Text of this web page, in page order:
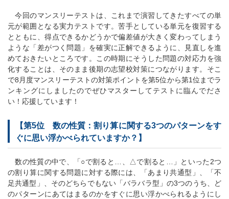
今回のマンスリーテストは、これまで演習してきたすべての単
元が範囲となる実力テストです。苦手としている単元を復習する
とともに、得点できるかどうかで偏差値が大きく変わってしまう
ような「差がつく問題」を確実に正解できるように、見直しを進
めておきたいところです。この時期にそうした問題の対応力を強
化することは、そのまま後期の志望校対策につながります。そこ
で8月度マンスリーテストの対策ポイントを第5位から第1位までラ
ンキングにしましたのでぜひマスターしてテストに臨んでださ
い！応援しています！
【第5位 数の性質：割り算に関する3つのパターンをす
ぐに思い浮かべられていますか？】
数の性質の中で、「○で割ると…、△で割ると…」といった2つ
の割り算に関する問題に対する際には、「あまり共通型」、「不
足共通型」、そのどちらでもない「バラバラ型」の3つのうち、ど
のパターンにあてはまるのかをすぐに思い浮かべられるようにし